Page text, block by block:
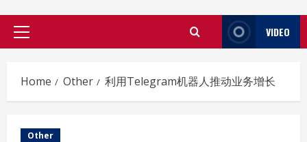
Primary
VIDEO
Home Other 利用Telegram机器人推动业务增长
Other